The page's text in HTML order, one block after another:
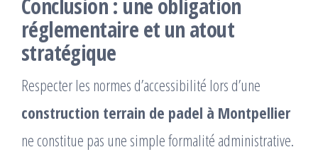
Conclusion : une obligation
réglementaire et un atout
stratégique
Respecter les normes d’accessibilité lors d’une
construction terrain de padel à Montpellier
ne constitue pas une simple formalité administrative.